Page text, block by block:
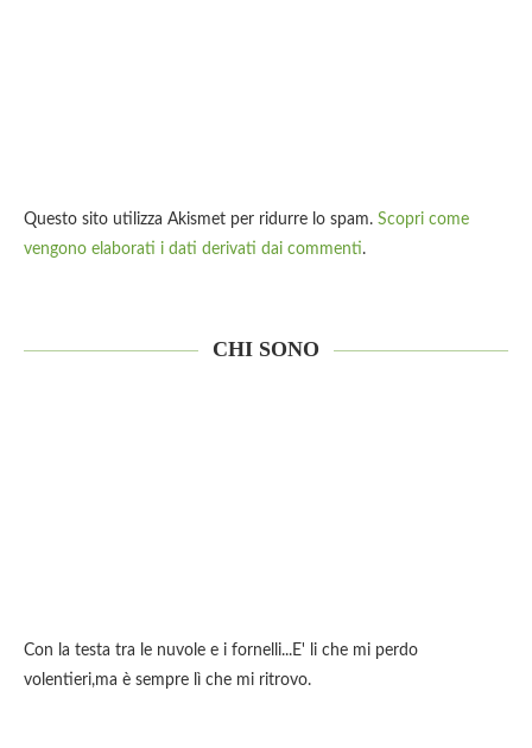
Questo sito utilizza Akismet per ridurre lo spam. Scopri come
vengono elaborati i dati derivati dai commenti.
CHI SONO
Con la testa tra le nuvole e i fornelli...E' li che mi perdo
volentieri,ma è sempre lì che mi ritrovo.